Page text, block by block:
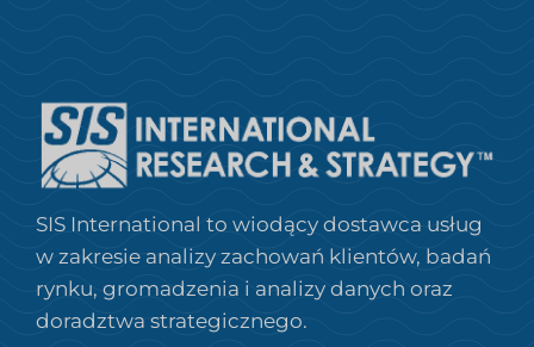
SIS International to wiodący dostawca usług
w zakresie analizy zachowań klientów, badań
rynku, gromadzenia i analizy danych oraz
doradztwa strategicznego.